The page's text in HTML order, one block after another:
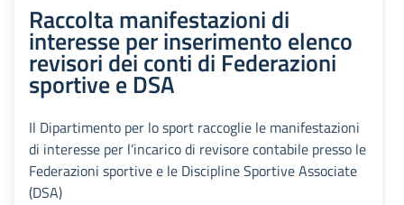
Raccolta manifestazioni di
interesse per inserimento elenco
revisori dei conti di Federazioni
sportive e DSA
Il Dipartimento per lo sport raccoglie le manifestazioni
di interesse per l’incarico di revisore contabile presso le
Federazioni sportive e le Discipline Sportive Associate
(DSA)